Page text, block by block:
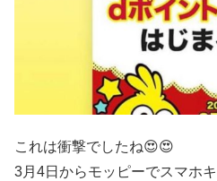
これは衝撃でしたね😍😍
3月4日からモッピーでスマホ